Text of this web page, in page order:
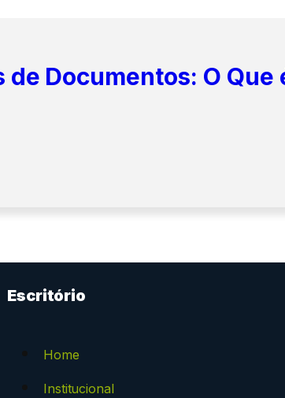
Documentos: O Que
Escritório
Home
Institucional